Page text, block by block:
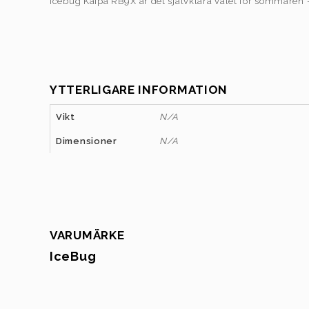
YTTERLIGARE INFORMATION
Vikt N/A
Dimensioner N/A
VARUMÄRKE
IceBug